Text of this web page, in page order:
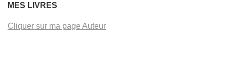
MES LIVRES
Cliquer sur ma page Auteur